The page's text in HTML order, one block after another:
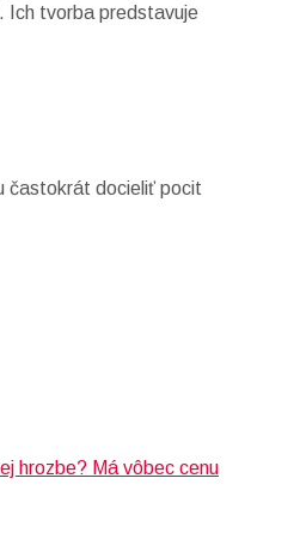
Ich tvorba predstavuje
častokrát docieliť pocit